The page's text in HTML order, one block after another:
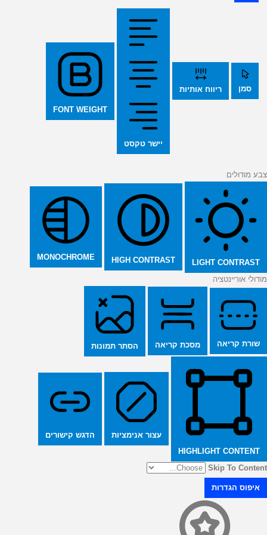
סמן ריווח אותיות
יישר טקסט
FONT WEIGHT
צבע מודולים
LIGHT CONTRAST
HIGH CONTRAST
MONOCHROME
מודולי אוריינטציה
שורת קריאה מסכת קריאה הסתר תמונות
HIGHLIGHT CONTENT
עצור אנימציות הדגש קישורים
Skip To Content
איפוס הגדרות